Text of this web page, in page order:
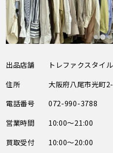
出品店舗
トレファクスタイ
住所
大阪府八尾市光町
電話番号
072-990-3788
営業時間
10:00～21:00
買取受付
10:00～20:00